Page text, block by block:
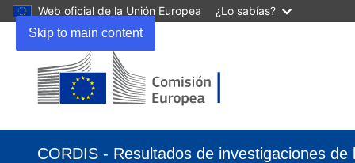
Skip to main content
Web oficial de la Unión Europea ¿Lo sabías?
en
CORDIS - Resultados de investigaciones de